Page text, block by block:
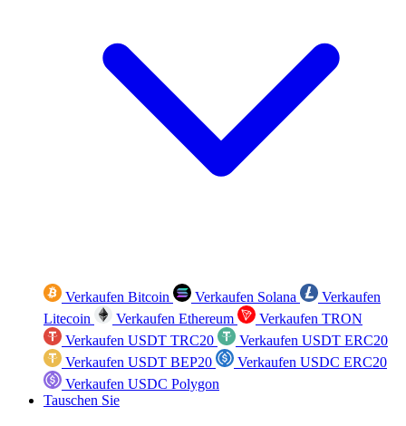
Verkaufen Bitcoin Verkaufen Solana
Verkaufen
Litecoin
Verkaufen Ethereum
Verkaufen TRON
Verkaufen USDT TRC20
Verkaufen USDT ERC20
Verkaufen USDT BEP20
Verkaufen USDC ERC20
Verkaufen USDC Polygon
Tauschen Sie